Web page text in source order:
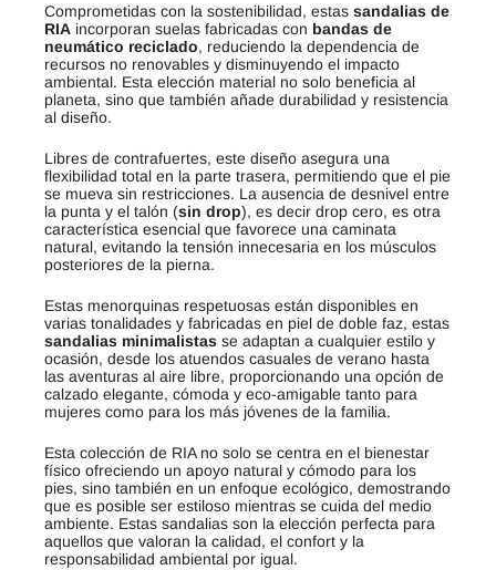
Comprometidas con la sostenibilidad, estas sandalias de
RIA incorporan suelas fabricadas con bandas de
neumático reciclado, reduciendo la dependencia de
recursos no renovables y disminuyendo el impacto
ambiental. Esta elección material no solo beneficia al
planeta, sino que también añade durabilidad y resistencia
al diseño.
Libres de contrafuertes, este diseño asegura una
flexibilidad total en la parte trasera, permitiendo que el pie
se mueva sin restricciones. La ausencia de desnivel entre
la punta y el talón (sin drop), es decir drop cero, es otra
característica esencial que favorece una caminata
natural, evitando la tensión innecesaria en los músculos
posteriores de la pierna.
Estas menorquinas respetuosas están disponibles en
varias tonalidades y fabricadas en piel de doble faz, estas
sandalias minimalistas se adaptan a cualquier estilo y
ocasión, desde los atuendos casuales de verano hasta
las aventuras al aire libre, proporcionando una opción de
calzado elegante, cómoda y eco-amigable tanto para
mujeres como para los más jóvenes de la familia.
Esta colección de RIA no solo se centra en el bienestar
físico ofreciendo un apoyo natural y cómodo para los
pies, sino también en un enfoque ecológico, demostrando
que es posible ser estiloso mientras se cuida del medio
ambiente. Estas sandalias son la elección perfecta para
aquellos que valoran la calidad, el confort y la
responsabilidad ambiental por igual.